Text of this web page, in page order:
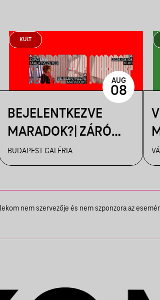
KULT
BEJELENTKEZVE
MARADOK?| ZÁRÓ
TÁRLATVEZETÉS
BUDAPEST GALÉRIA
AUG
08
nem szervezője és nem szponzora az